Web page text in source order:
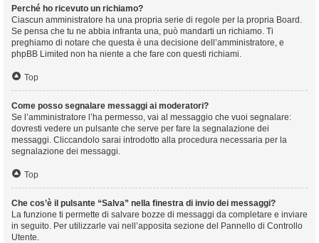
Perché ho ricevuto un richiamo?
Ciascun amministratore ha una propria serie di regole per la propria Board.
Se pensa che tu ne abbia infranta una, può mandarti un richiamo. Ti
preghiamo di notare che questa è una decisione dell’amministratore, e
phpBB Limited non ha niente a che fare con questi richiami.
Top
Come posso segnalare messaggi ai moderatori?
Se l’amministratore l’ha permesso, vai al messaggio che vuoi segnalare:
dovresti vedere un pulsante che serve per fare la segnalazione dei
messaggi. Cliccandolo sarai introdotto alla procedura necessaria per la
segnalazione dei messaggi.
Top
Che cos’è il pulsante “Salva” nella finestra di invio dei messaggi?
La funzione ti permette di salvare bozze di messaggi da completare e inviare
in seguito. Per utilizzarle vai nell’apposita sezione del Pannello di Controllo
Utente.